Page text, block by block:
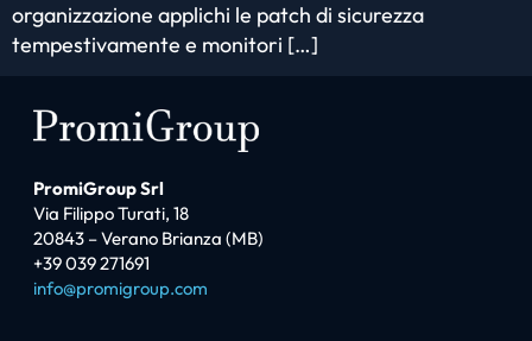
organizzazione applichi le patch di sicurezza
tempestivamente e monitori […]
PromiGroup Srl
Via Filippo Turati, 18
20843 – Verano Brianza (MB)
+39 039 271691
info@promigroup.com